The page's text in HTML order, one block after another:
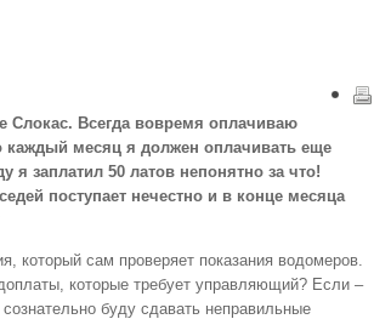
Слокас. Всегда вовремя оплачиваю
месяц я должен оплачивать еще
я заплатил 50 латов непонятно за что!
поступает нечестно и в конце месяца
который сам проверяет показания водомеров.
которые требует управляющий? Если –
буду сдавать неправильные